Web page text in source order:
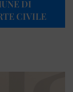
DI
CIVILE